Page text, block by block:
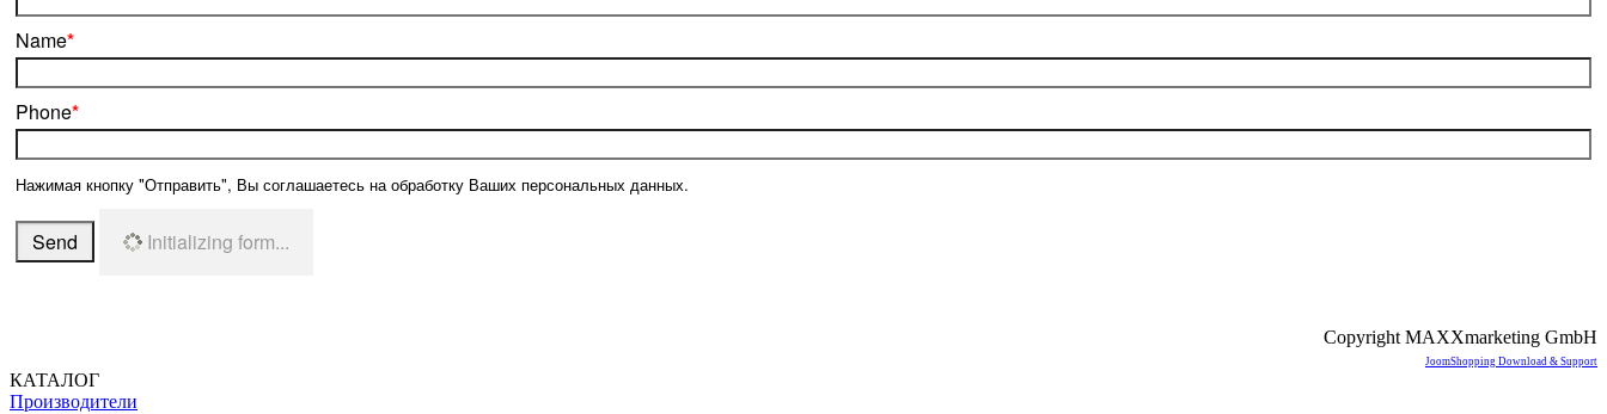
Name*
Phone*
Нажимая кнопку "Отправить", Вы соглашаетесь на обработку Ваших персональных данных.
Send Initializing form...
Copyright MAXXmarketing GmbH
JoomShopping Download & Support
КАТАЛОГ
Производители